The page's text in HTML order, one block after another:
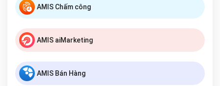
AMIS Chấm công
AMIS aiMarketing
AMIS Bán Hàng